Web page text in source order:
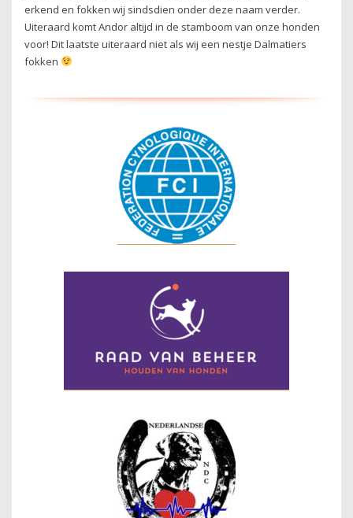
erkend en fokken wij sindsdien onder deze naam verder.
Uiteraard komt Andor altijd in de stamboom van onze honden
voor! Dit laatste uiteraard niet als wij een nestje Dalmatiers
fokken